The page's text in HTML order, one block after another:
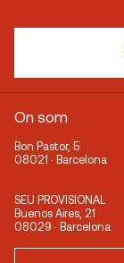
On som
Bon Pastor, 5
08021 · Barcelona
SEU PROVISIONAL
Buenos Aires, 21
08029 · Barcelona